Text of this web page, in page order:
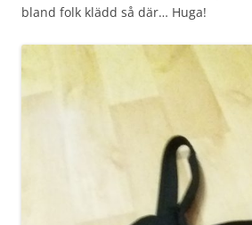
bland folk klädd så där… Huga!